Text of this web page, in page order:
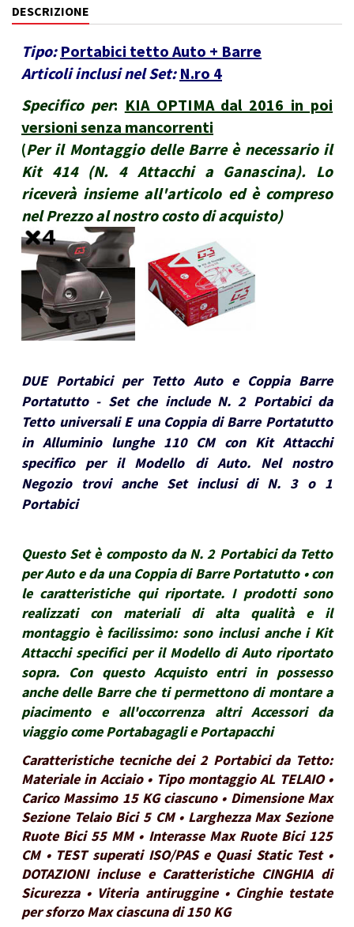
DESCRIZIONE
Tipo: Portabici tetto Auto + Barre
Articoli inclusi nel Set: N.ro 4
Specifico per: KIA OPTIMA dal 2016 in poi
versioni senza mancorrenti
(Per il Montaggio delle Barre è necessario il
Kit 414 (N. 4 Attacchi a Ganascina). Lo
riceverà insieme all'articolo ed è compreso
nel Prezzo al nostro costo di acquisto)
DUE Portabici per Tetto Auto e Coppia Barre
Portatutto - Set che include N. 2 Portabici da
Tetto universali E una Coppia di Barre Portatutto
in Alluminio lunghe 110 CM con Kit Attacchi
specifico per il Modello di Auto. Nel nostro
Negozio trovi anche Set inclusi di N. 3 o 1
Portabici
Questo Set è composto da N. 2 Portabici da Tetto
per Auto e da una Coppia di Barre Portatutto • con
le caratteristiche qui riportate. I prodotti sono
realizzati con materiali di alta qualità e il
montaggio è facilissimo: sono inclusi anche i Kit
Attacchi specifici per il Modello di Auto riportato
sopra. Con questo Acquisto entri in possesso
anche delle Barre che ti permettono di montare a
piacimento e all'occorrenza altri Accessori da
viaggio come Portabagagli e Portapacchi
Caratteristiche tecniche dei 2 Portabici da Tetto:
Materiale in Acciaio • Tipo montaggio AL TELAIO •
Carico Massimo 15 KG ciascuno • Dimensione Max
Sezione Telaio Bici 5 CM • Larghezza Max Sezione
Ruote Bici 55 MM • Interasse Max Ruote Bici 125
CM • TEST superati ISO/PAS e Quasi Static Test •
DOTAZIONI incluse e Caratteristiche CINGHIA di
Sicurezza • Viteria antiruggine • Cinghie testate
per sforzo Max ciascuna di 150 KG